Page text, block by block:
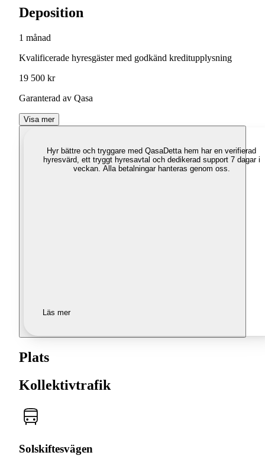
Deposition
1 månad
Kvalificerade hyresgäster med godkänd kreditupplysning
19 500 kr
Garanterad av Qasa
Visa mer
Hyr bättre och tryggare med QasaDetta hem har en verifierad
hyresvärd, ett tryggt hyresavtal och dedikerad support 7 dagar i
veckan. Alla betalningar hanteras genom oss.
Läs mer
Plats
Kollektivtrafik
Solskiftesvägen